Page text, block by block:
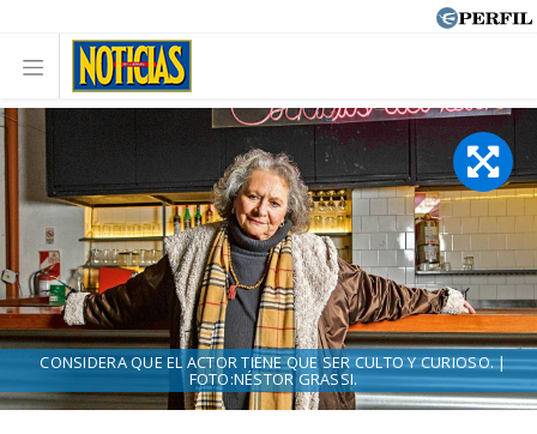
CONSIDERA QUE EL ACTOR TIENE QUE SER CULTO Y CURIOSO. |
FOTO:NÉSTOR GRASSI.